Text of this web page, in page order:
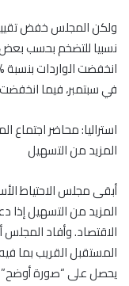
ولكن المجلس خفض
نسبيا للتضخم بحسب بعض
في سبتمبر، فيما انخفضت
استراليا: محاضر اجتماع
المزيد من التسهيل
أبقى مجلس الاحتياط
المزيد من التسهيل
الاقتصاد. وأفاد المجلس
المستقبل القريب بما
يحصل على “صورة أوضح”